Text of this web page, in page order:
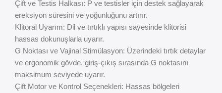
Çift ve Testis Halkası: P ve testisler için destek sağlayarak
ereksiyon süresini ve yoğunluğunu artırır.
Klitoral Uyarım: Dil ve tırtıklı yapısı sayesinde klitorisi
hassas dokunuşlarla uyarır.
G Noktası ve Vajinal Stimülasyon: Üzerindeki tırtık detaylar
ve ergonomik gövde, giriş-çıkış sırasında G noktasını
maksimum seviyede uyarır.
Çift Motor ve Kontrol Seçenekleri: Hassas bölgeleri